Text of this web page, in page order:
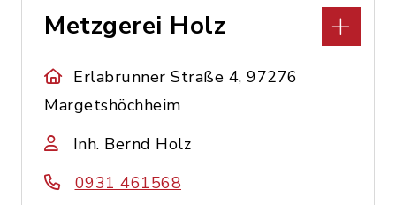
Metzgerei Holz
Erlabrunner Straße 4, 97276
Margetshöchheim
Inh. Bernd Holz
0931 461568